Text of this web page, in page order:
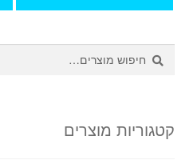
חיפוש
עבור:
חיפוש
קטגוריות מוצרים